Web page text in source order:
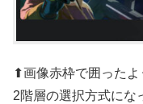
⬆画像赤枠で囲った
2階層の選択方式にな